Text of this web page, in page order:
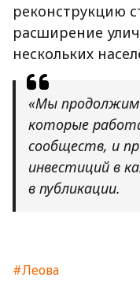
реконструкцию
расширение
нескольких
«Мы продолжим
которые
сообществ, и
инвестиций в
в публикации.
#Леова